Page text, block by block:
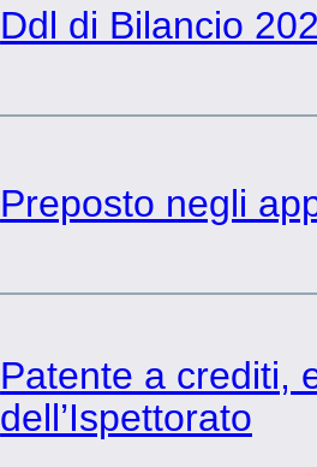
Ddl di Bilancio
Preposto negli
Patente a crediti,
dell’Ispettorato